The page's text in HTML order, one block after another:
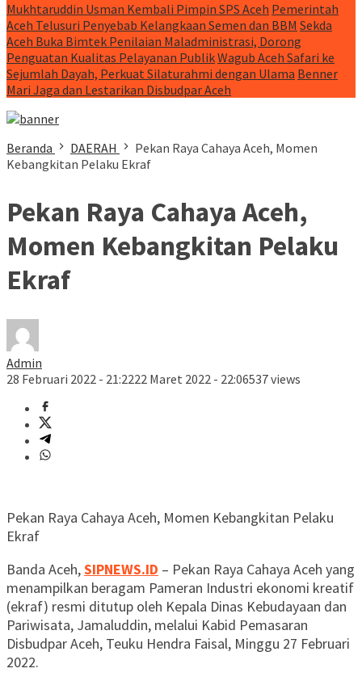
Mukhtaruddin Usman Kembali Pimpin SPS Aceh Pemerintah
Aceh Telusuri Penyebab Kelangkaan Semen dan BBM Sekda
Aceh Buka Bimtek Penilaian Maladministrasi, Dorong
Penguatan Kualitas Pelayanan PublikWagub Aceh Safari ke
Sejumlah Dayah, Perkuat Silaturahmi dengan Ulama Benner
Mari Jaga dan Lestarikan Disbudpar Aceh
Beranda DAERAH
Pekan Raya Cahaya Aceh, Momen
Kebangkitan Pelaku Ekraf
Pekan Raya Cahaya Aceh,
Momen Kebangkitan Pelaku
Ekraf
Admin
28 Februari 2022 - 21:2222 Maret 2022 - 22:06537 views
Pekan Raya Cahaya Aceh, Momen Kebangkitan Pelaku
Ekraf
Banda Aceh,SIPNEWS.ID – Pekan Raya Cahaya Aceh yang
menampilkan beragam Pameran Industri ekonomi kreatif
(ekraf) resmi ditutup oleh Kepala Dinas Kebudayaan dan
Pariwisata, Jamaluddin, melalui Kabid Pemasaran
Disbudpar Aceh, Teuku Hendra Faisal, Minggu 27 Februari
2022.